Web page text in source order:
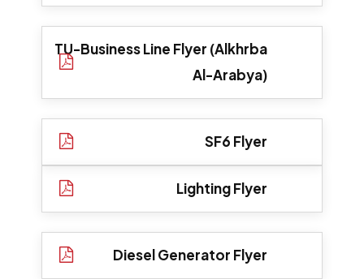
TU-Business Line Flyer (Alkhrba
Al-Arabya)
SF6 Flyer
Lighting Flyer
Diesel Generator Flyer